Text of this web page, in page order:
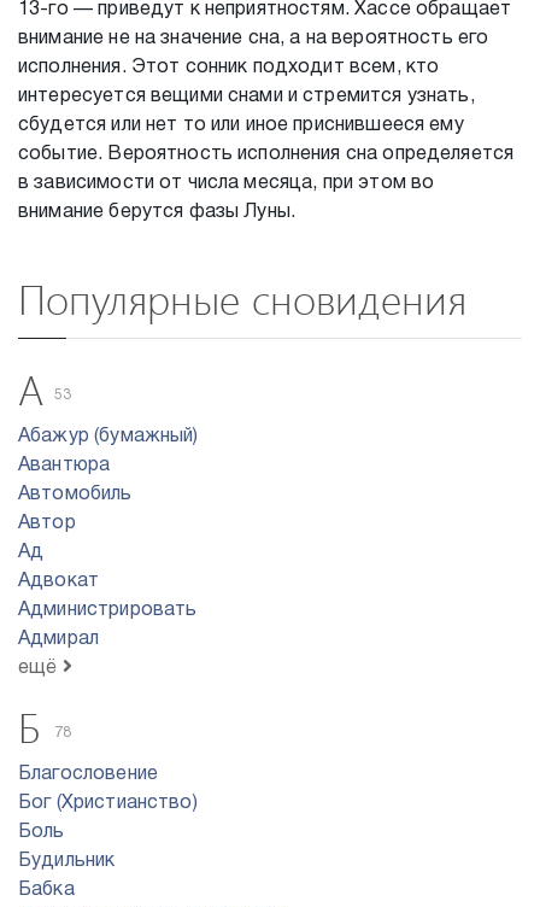
13-го — приведут к неприятностям. Хассе обращает
внимание не на значение сна, а на вероятность его
исполнения. Этот сонник подходит всем, кто
интересуется вещими снами и стремится узнать,
сбудется или нет то или иное приснившееся ему
событие. Вероятность исполнения сна определяется
в зависимости от числа месяца, при этом во
внимание берутся фазы Луны.
Популярные сновидения
А
53
Абажур (бумажный)
Авантюра
Автомобиль
Автор
Ад
Адвокат
Администрировать
Адмирал
ещё
Б 78
Благословение
Бог (Христианство)
Боль
Будильник
Бабка